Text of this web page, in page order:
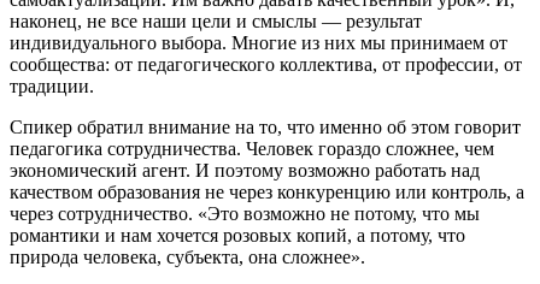
наконец, не все наши цели и смыслы — результат
индивидуального выбора. Многие из них мы принимаем от
сообщества: от педагогического коллектива, от профессии, от
традиции.
Спикер обратил внимание на то, что именно об этом говорит
педагогика сотрудничества. Человек гораздо сложнее, чем
экономический агент. И поэтому возможно работать над
качеством образования не через конкуренцию или контроль, а
через сотрудничество. «Это возможно не потому, что мы
романтики и нам хочется розовых копий, а потому, что
природа человека, субъекта, она сложнее».